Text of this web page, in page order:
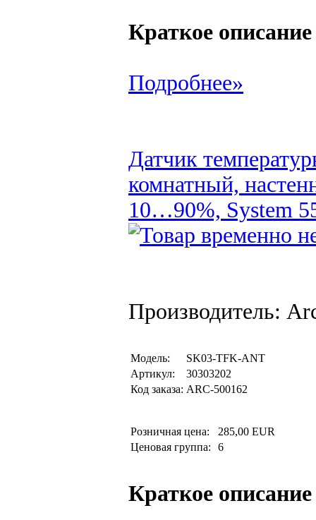
Краткое описание
Подробнее»
Датчик
комнатный,
10…90%, System
Производитель:
Модель:
SK03-TFK-ANT
Артикул:
30303202
Код заказа: ARC-500162
Розничная цена:
285,00 EUR
Ценовая группа:
6
Краткое описание